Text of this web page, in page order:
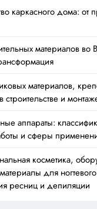
каркасного дома: от
материалов во
материалов,
строительстве и
аппараты:
и сферы
косметика,
для
ресниц и депиляции